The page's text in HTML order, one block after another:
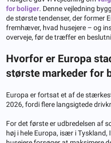
for boliger. Denne vejledning
de største tendenser, der former
fremhæver, hvad husejere – og
overveje, før de træffer en
Hvorfor er Europa
største markeder for
Europa er fortsat et af de
2026, fordi flere langsigtede
For det første er udbredelsen af
høj i hele Europa, især i Tyskland,